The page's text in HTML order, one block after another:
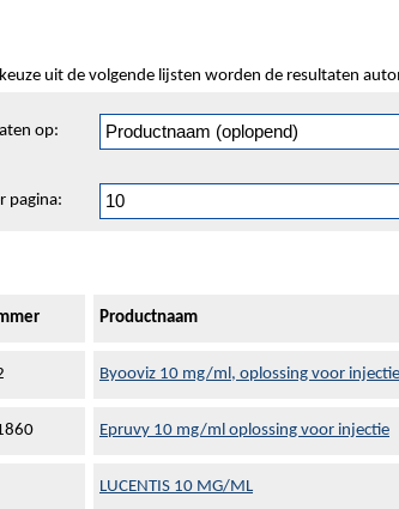
uit de volgende lijsten worden de resultaten
op:
pagina:
Productnaam
Byooviz 10 mg/ml, oplossing voor injectie
Epruvy 10 mg/ml oplossing voor injectie
LUCENTIS 10 MG/ML